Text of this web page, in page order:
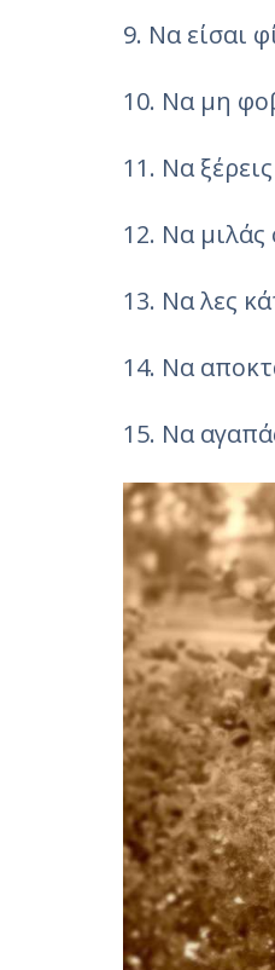
9. Να είσαι
10. Να μη
11. Να
12. Να
13. Να λες
14. Να
15. Να